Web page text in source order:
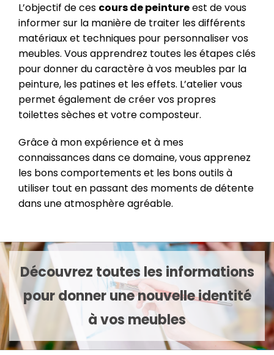
L’objectif de ces cours de peintureest de vous
informer sur la manière de traiter les différents
matériaux et techniques pour personnaliser vos
meubles. Vous apprendrez toutes les étapes clés
pour donner du caractère à vos meubles par la
peinture, les patines et les effets. L’atelier vous
permet également de créer vos propres
toilettes sèches et votre composteur.
Grâce à mon expérience et à mes
connaissances dans ce domaine, vous apprenez
les bons comportements et les bons outils à
utiliser tout en passant des moments de détente
dans une atmosphère agréable.
Découvrez toutes les informations
pour donner une nouvelle identité
à vos meubles